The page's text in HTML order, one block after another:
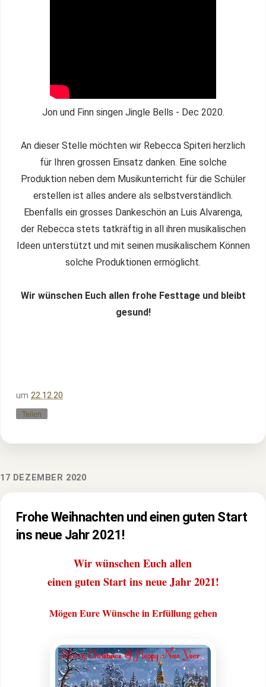
Jon und Finn singen Jingle Bells - Dec 2020.
An dieser Stelle möchten wir Rebecca Spiteri herzlich
für Ihren grossen Einsatz danken. Eine solche
Produktion neben dem Musikunterricht für die Schüler
erstellen ist alles andere als selbstverständlich.
Ebenfalls ein grosses Dankeschön an Luis Alvarenga,
der Rebecca stets tatkräftig in all ihren musikalischen
Ideen unterstützt und mit seinen musikalischem Können
solche Produktionen ermöglicht.
Wir wünschen Euch allen frohe Festtage und bleibt
gesund!
um 22.12.20
Teilen
17 DEZEMBER 2020
Frohe Weihnachten und einen guten Start
ins neue Jahr 2021!
Wir wünschen Euch allen
einen guten Start ins neue Jahr 2021!
Mögen Eure Wünsche in Erfüllung gehen